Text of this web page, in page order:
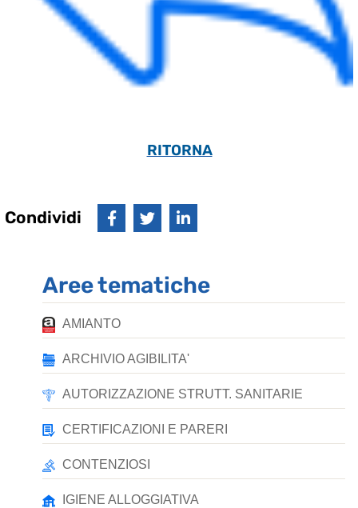
RITORNA
Condividi
Aree tematiche
AMIANTO
ARCHIVIO AGIBILITA'
AUTORIZZAZIONE STRUTT. SANITARIE
CERTIFICAZIONI E PARERI
CONTENZIOSI
IGIENE ALLOGGIATIVA